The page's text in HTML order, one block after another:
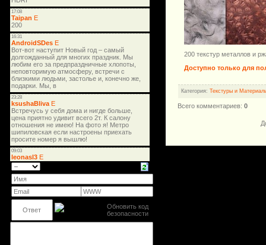
200 текстур металлов и
Доступно только для
Категория: Текстуры и
Всего комментариев: 0